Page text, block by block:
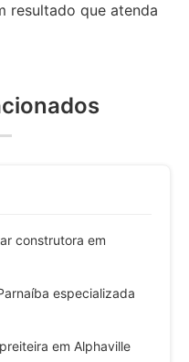
resultado que atenda
construtora em
especializada
em Alphaville